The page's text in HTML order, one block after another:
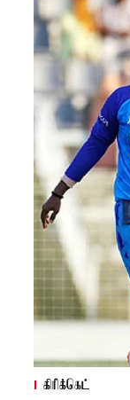
கிரிக்கெட்